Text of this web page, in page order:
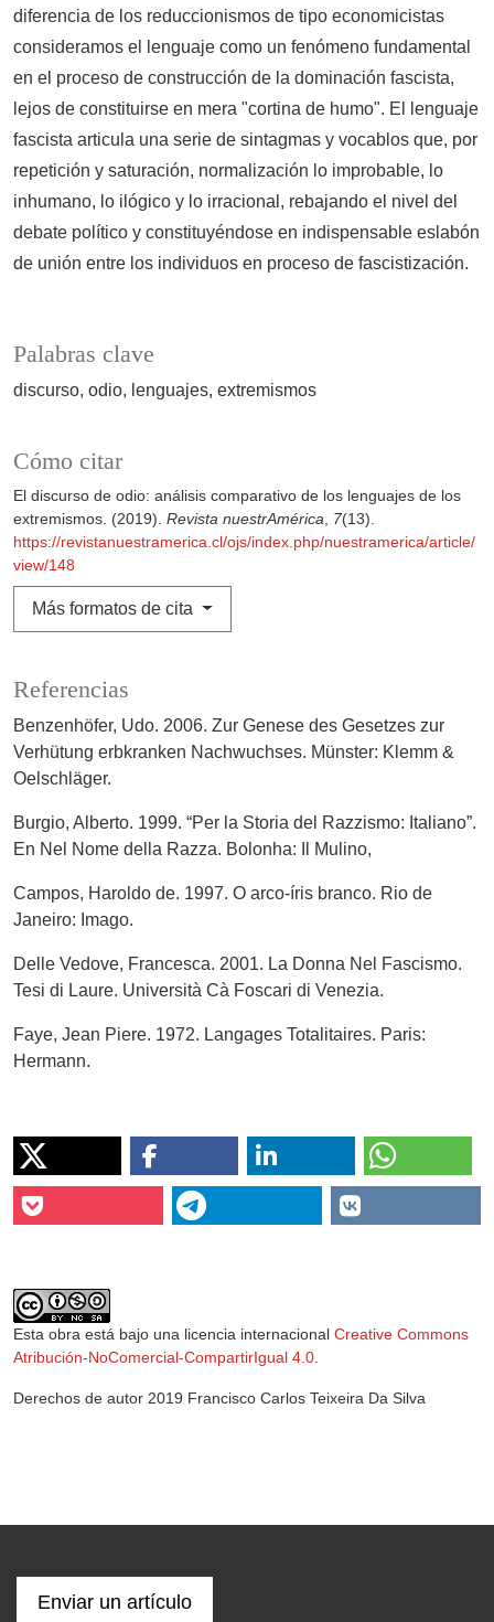
Palabras clave
discurso odio lenguajes extremismos
Cómo citar
El discurso de odio: análisis comparativo de los lenguajes de los
extremismos. (2019). Revista nuestrAmérica, 7(13).
https://revistanuestramerica.cl/ojs/index.php/nuestramerica/article/
view/148
Más formatos de cita
diferencia de los reduccionismos de tipo economicistas
consideramos el lenguaje como un fenómeno fundamental
en el proceso de construcción de la dominación fascista,
lejos de constituirse en mera "cortina de humo". El lenguaje
fascista articula una serie de sintagmas y vocablos que, por
repetición y saturación, normalización lo improbable, lo
inhumano, lo ilógico y lo irracional, rebajando el nivel del
debate político y constituyéndose en indispensable eslabón
de unión entre los individuos en proceso de fascistización.
Referencias
Benzenhöfer, Udo. 2006. Zur Genese des Gesetzes zur
Verhütung erbkranken Nachwuchses. Münster: Klemm &
Oelschläger.
Burgio, Alberto. 1999. “Per la Storia del Razzismo: Italiano”.
En Nel Nome della Razza. Bolonha: Il Mulino,
Campos, Haroldo de. 1997. O arco-íris branco. Rio de
Janeiro: Imago.
Delle Vedove, Francesca. 2001. La Donna Nel Fascismo.
Tesi di Laure. Università Cà Foscari di Venezia.
Faye, Jean Piere. 1972. Langages Totalitaires. Paris:
Hermann.
Esta obra está bajo una licencia internacional Creative Commons
Atribución-NoComercial-CompartirIgual 4.0.
Derechos de autor 2019 Francisco Carlos Teixeira Da Silva
Enviar un artículo